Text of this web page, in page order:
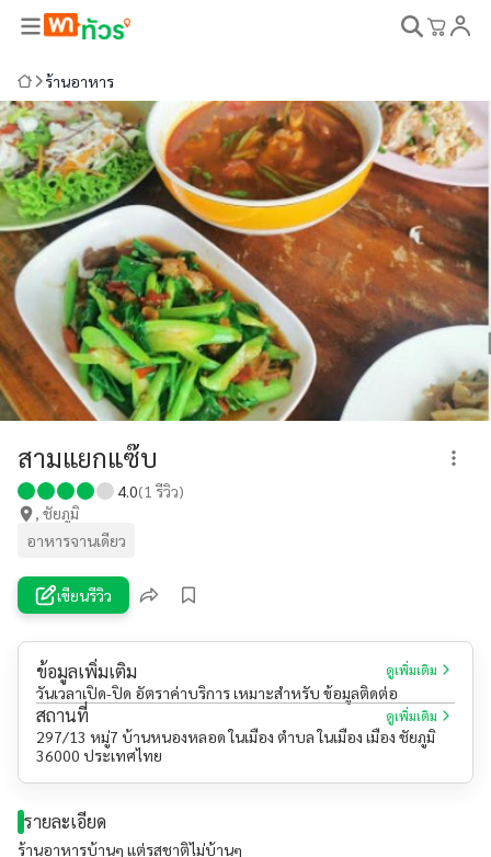
ร้านอาหาร
สามแยกแซ๊บ
4.0(1 รีวิว)
, ชัยภูมิ
อาหารจานเดียว
เขียนรีวิว
ข้อมูลเพิ่มเติม ดูเพิ่มเติม
วันเวลาเปิด-ปิด อัตราค่าบริการ เหมาะสำหรับ ข้อมูลติดต่อ
สถานที่ ดูเพิ่มเติม
297/13 หมู่7 บ้านหนองหลอด ในเมือง ตำบล ในเมือง เมือง ชัยภูมิ
36000 ประเทศไทย
รายละเอียด
ร้านอาหารบ้านๆ แต่รสชาติไม่บ้านๆ